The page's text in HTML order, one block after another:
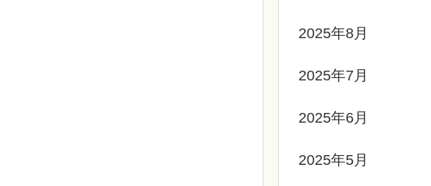
2025年8月
2025年7月
2025年6月
2025年5月